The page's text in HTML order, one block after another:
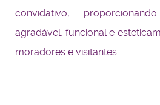
convidativo,
agradável, funcional e
moradores e visitantes.